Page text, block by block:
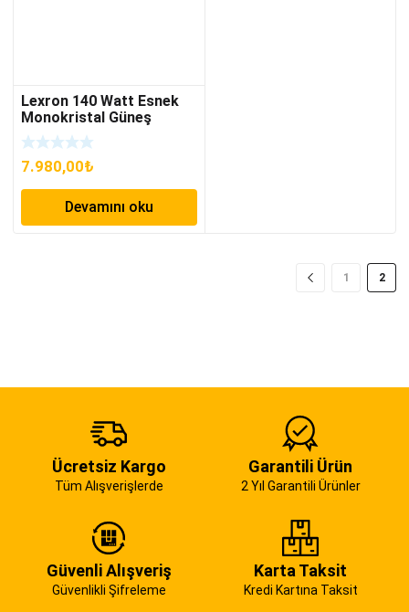
Lexron 140 Watt Esnek
Monokristal Güneş
Paneli
7.980,00₺
Devamını oku
1 2
Ücretsiz Kargo
Tüm Alışverişlerde
Garantili Ürün
2 Yıl Garantili Ürünler
Güvenli Alışveriş
Güvenlikli Şifreleme
Karta Taksit
Kredi Kartına Taksit